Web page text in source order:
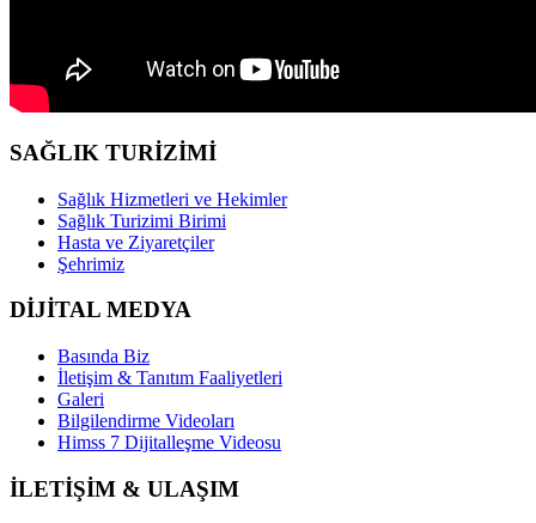
SAĞLIK TURİZİMİ
Sağlık Hizmetleri ve Hekimler
Sağlık Turizimi Birimi
Hasta ve Ziyaretçiler
Şehrimiz
DİJİTAL MEDYA
Basında Biz
İletişim & Tanıtım Faaliyetleri
Galeri
Bilgilendirme Videoları
Himss 7 Dijitalleşme Videosu
İLETİŞİM & ULAŞIM